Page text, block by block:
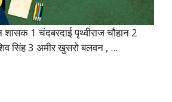
1 चंदबरदाई पृथ्वीराज चौहान 2
शिव सिंह 3 अमीर खुसरो बलवन , ...